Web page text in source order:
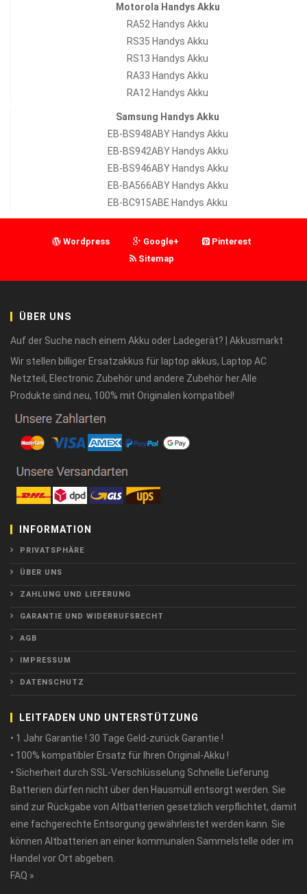
Motorola Handys Akku
RA52 Handys Akku
RS35 Handys Akku
RS13 Handys Akku
RA33 Handys Akku
RA12 Handys Akku
Samsung Handys Akku
EB-BS948ABY Handys Akku
EB-BS942ABY Handys Akku
EB-BS946ABY Handys Akku
EB-BA566ABY Handys Akku
EB-BC915ABE Handys Akku
Wordpress Google+
Pinterest
Sitemap
ÜBER UNS
Auf der Suche nach einem Akku oder Ladegerät? | Akkusmarkt
Wir stellen billiger Ersatzakkus für laptop akkus, Laptop AC
Netzteil, Electronic Zubehör und andere Zubehör her.Alle
Produkte sind neu, 100% mit Originalen kompatibel!
INFORMATION
PRIVATSPHÄRE
ÜBER UNS
ZAHLUNG UND LIEFERUNG
GARANTIE UND WIDERRUFSRECHT
AGB
IMPRESSUM
DATENSCHUTZ
LEITFADEN UND UNTERSTÜTZUNG
• 1 Jahr Garantie ! 30 Tage Geld-zurück Garantie !
• 100% kompatibler Ersatz für Ihren Original-Akku !
• Sicherheit durch SSL-Verschlüsselung Schnelle Lieferung
Batterien dürfen nicht über den Hausmüll entsorgt werden. Sie
sind zur Rückgabe von Altbatterien gesetzlich verpflichtet, damit
eine fachgerechte Entsorgung gewährleistet werden kann. Sie
können Altbatterien an einer kommunalen Sammelstelle oder im
Handel vor Ort abgeben.
FAQ »